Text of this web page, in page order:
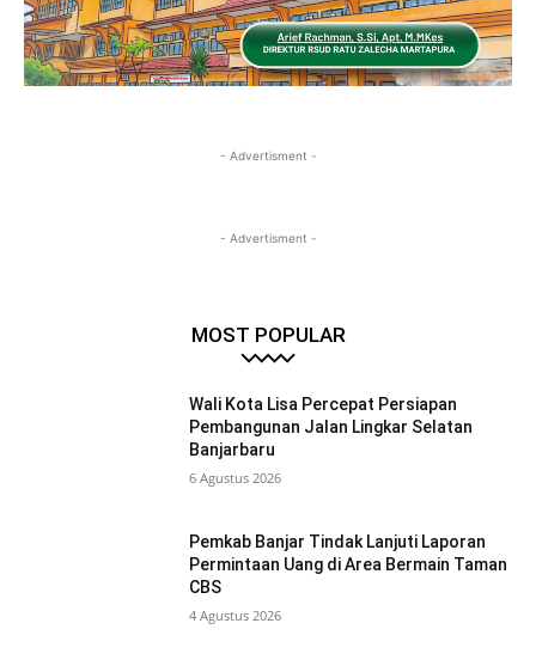
- Advertisment -
- Advertisment -
MOST POPULAR
Wali Kota Lisa Percepat Persiapan
Pembangunan Jalan Lingkar Selatan
Banjarbaru
6 Agustus 2026
Pemkab Banjar Tindak Lanjuti Laporan
Permintaan Uang di Area Bermain Taman
CBS
4 Agustus 2026